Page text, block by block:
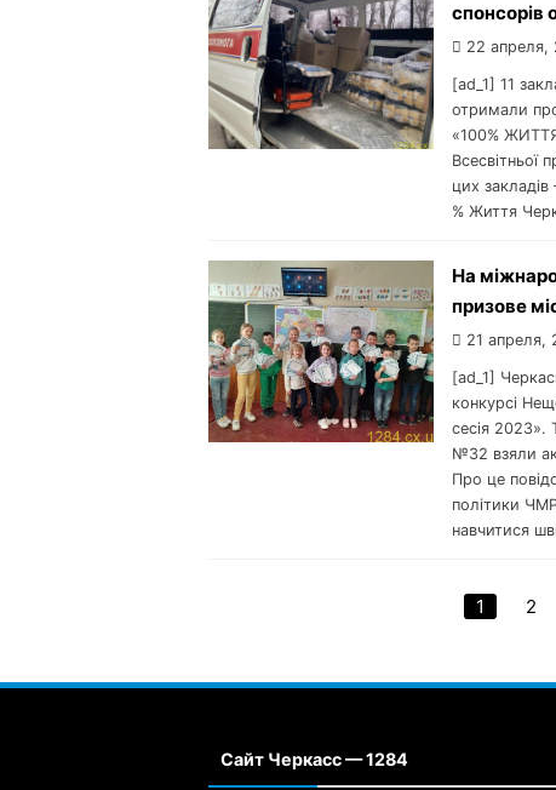
спонсорів
22 апреля,
[ad_1] 11
отримали
«100%
цих
% Життя
На
призове
21 апреля,
[ad_1]
конкурсі
сесія 2023».
№32 взяли
Про це
політики
навчитися
1 2
Сайт Черкасс — 1284